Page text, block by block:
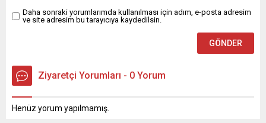
Daha sonraki yorumlarımda kullanılması için adım, e-posta adresim
ve site adresim bu tarayıcıya kaydedilsin.
Ziyaretçi Yorumları - 0 Yorum
Henüz yorum yapılmamış.